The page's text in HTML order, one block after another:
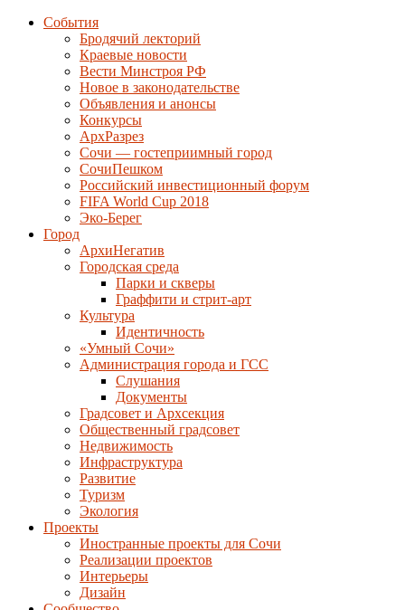
События
Бродячий лекторий
Краевые новости
Вести Минстроя РФ
Новое в законодательстве
Объявления и анонсы
Конкурсы
АрхРазрез
Сочи — гостеприимный город
СочиПешком
Российский инвестиционный форум
FIFA World Cup 2018
Эко-Берег
Город
АрхиНегатив
Городская среда
Парки и скверы
Граффити и стрит-арт
Культура
Идентичность
«Умный Сочи»
Администрация города и ГСС
Слушания
Документы
Градсовет и Архсекция
Общественный градсовет
Недвижимость
Инфраструктура
Развитие
Туризм
Экология
Проекты
Иностранные проекты для Сочи
Реализации проектов
Интерьеры
Дизайн